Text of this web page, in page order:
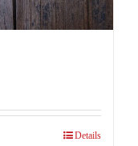
Details